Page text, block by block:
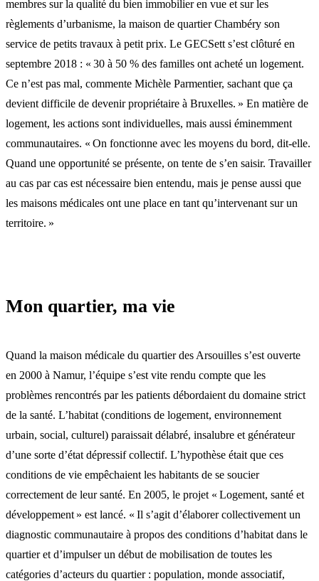
membres sur la qualité du bien immobilier en vue et sur les
règlements d’urbanisme, la maison de quartier Chambéry son
service de petits travaux à petit prix. Le GECSett s’est clôturé en
septembre 2018 : « 30 à 50 % des familles ont acheté un logement.
Ce n’est pas mal, commente Michèle Parmentier, sachant que ça
devient difficile de devenir propriétaire à Bruxelles. » En matière de
logement, les actions sont individuelles, mais aussi éminemment
communautaires. « On fonctionne avec les moyens du bord, dit-elle.
Quand une opportunité se présente, on tente de s’en saisir. Travailler
au cas par cas est nécessaire bien entendu, mais je pense aussi que
les maisons médicales ont une place en tant qu’intervenant sur un
territoire. »
Mon quartier, ma vie
Quand la maison médicale du quartier des Arsouilles s’est ouverte
en 2000 à Namur, l’équipe s’est vite rendu compte que les
problèmes rencontrés par les patients débordaient du domaine strict
de la santé. L’habitat (conditions de logement, environnement
urbain, social, culturel) paraissait délabré, insalubre et générateur
d’une sorte d’état dépressif collectif. L’hypothèse était que ces
conditions de vie empêchaient les habitants de se soucier
correctement de leur santé. En 2005, le projet « Logement, santé et
développement » est lancé. « Il s’agit d’élaborer collectivement un
diagnostic communautaire à propos des conditions d’habitat dans le
quartier et d’impulser un début de mobilisation de toutes les
catégories d’acteurs du quartier : population, monde associatif,